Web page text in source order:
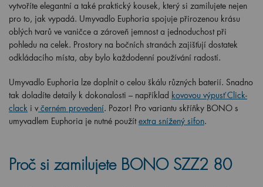
vytvoříte elegantní a také praktický kousek, který si zamilujete nejen
pro to, jak vypadá. Umyvadlo Euphoria spojuje přirozenou krásu
oblých tvarů ve vaničce a zároveň jemnost a jednoduchost při
pohledu na celek. Prostory na bočních stranách zajišťují dostatek
odkládacího místa, aby bylo každodenní používání radostí.
Umyvadlo Euphoria lze doplnit o celou škálu různých baterií. Snadno
tak doladíte detaily k dokonalosti – například kovovou výpusť Click-
clack i v černém provedení. Pozor! Pro variantu skříňky BONO s
umyvadlem Euphoria je nutné použít extra snížený sifon.
Proč si zamilujete BONO SZZ2 80